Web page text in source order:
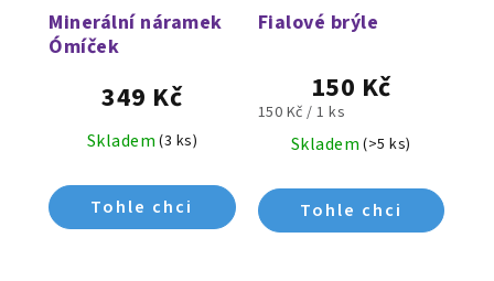
Minerální náramek
Ómíček
Skladem (3 ks)
349 Kč
Fialové brýle
Skladem (>5 ks)
150 Kč
Měrná
cena:
150 Kč / 1 ks